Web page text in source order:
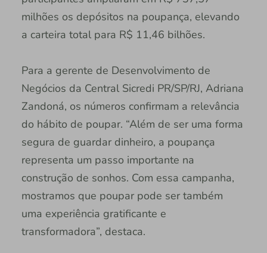
milhões os depósitos na poupança, elevando
a carteira total para R$ 11,46 bilhões.
Para a gerente de Desenvolvimento de
Negócios da Central Sicredi PR/SP/RJ, Adriana
Zandoná, os números confirmam a relevância
do hábito de poupar. “Além de ser uma forma
segura de guardar dinheiro, a poupança
representa um passo importante na
construção de sonhos. Com essa campanha,
mostramos que poupar pode ser também
uma experiência gratificante e
transformadora”, destaca.